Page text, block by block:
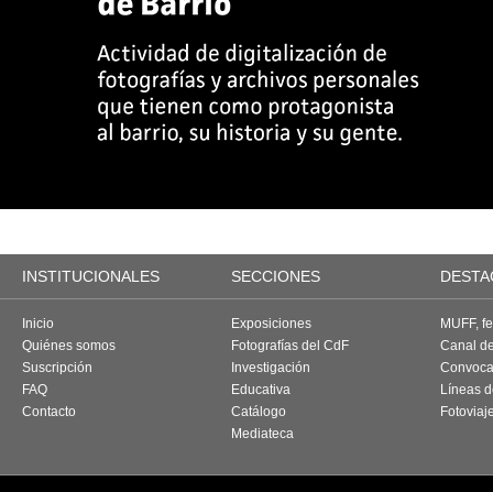
INSTITUCIONALES SECCIONES
Inicio
Quiénes somos
Suscripción
FAQ
Contacto
Exposiciones
Fotografías del CdF
Investigación
Educativa
Catálogo
Mediateca
MUFF,
Canal
Líneas